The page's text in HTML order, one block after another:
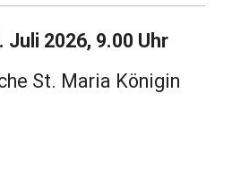
Juli 2026, 9.00 Uhr
St. Maria Königin